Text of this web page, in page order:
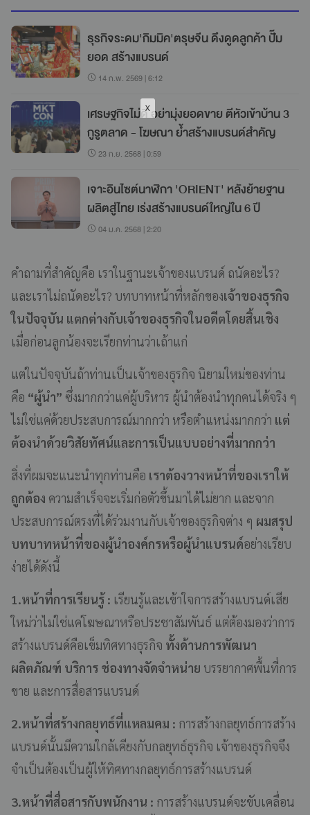
ธุรกิจระดม'กิมมิค'ตรุษจีน ดึงดูดลูกค้า ปั๊ม
ยอด สร้างแบรนด์
14 ก.พ. 2569 | 6:12
เศรษฐกิจไม่ดี อย่ามุ่งยอดขาย ตีหัวเข้าบ้าน 3
กูรูตลาด - โฆษณา ย้ำสร้างแบรนด์สำคัญ
23 ก.ย. 2568 | 0:59
เจาะอินไซต์นาฬิกา 'ORIENT' หลังย้ายฐาน
ผลิตสู่ไทย เร่งสร้างแบรนด์ใหญ่ใน 6 ปี
04 ม.ค. 2568 | 2:20
คำถามที่สำคัญคือ เราในฐานะเจ้าของแบรนด์ ถนัดอะไร?
และเราไม่ถนัดอะไร? บทบาทหน้าที่หลักของเจ้าของธุรกิจ
ในปัจจุบัน แตกต่างกับเจ้าของธุรกิจในอดีตโดยสิ้นเชิง
เมื่อก่อนลูกน้องจะเรียกท่านว่าเถ้าแก่
แต่ในปัจจุบันถ้าท่านเป็นเจ้าของธุรกิจ นิยามใหม่ของท่าน
คือ “ผู้นำ” ซึ่งมากกว่าแค่ผู้บริหาร ผู้นำต้องนำทุกคนได้จริง ๆ
ไม่ใช่แค่ด้วยประสบการณ์มากกว่า หรือตำแหน่งมากกว่า แต่
ต้องนำด้วยวิสัยทัศน์และการเป็นแบบอย่างที่มากกว่า
สิ่งที่ผมจะแนะนำทุกท่านคือ เราต้องวางหน้าที่ของเราให้
ถูกต้อง ความสำเร็จจะเริ่มก่อตัวขึ้นมาได้ไม่ยาก และจาก
ประสบการณ์ตรงที่ได้ร่วมงานกับเจ้าของธุรกิจต่าง ๆ ผมสรุป
บทบาทหน้าที่ของผู้นำองค์กรหรือผู้นำแบรนด์อย่างเรียบ
ง่ายได้ดังนี้
1.หน้าที่การเรียนรู้ : เรียนรู้และเข้าใจการสร้างแบรนด์เสีย
ใหม่ว่าไม่ใช่แค่โฆษณาหรือประชาสัมพันธ์ แต่ต้องมองว่าการ
สร้างแบรนด์คือเข็มทิศทางธุรกิจ ทั้งด้านการพัฒนา
ผลิตภัณฑ์ บริการ ช่องทางจัดจำหน่าย บรรยากาศพื้นที่การ
ขาย และการสื่อสารแบรนด์
2.หน้าที่สร้างกลยุทธ์ที่แหลมคม : การสร้างกลยุทธ์การสร้าง
แบรนด์นั้นมีความใกล้เคียงกับกลยุทธ์ธุรกิจ เจ้าของธุรกิจจึง
จำเป็นต้องเป็นผู้ให้ทิศทางกลยุทธ์การสร้างแบรนด์
3.หน้าที่สื่อสารกับพนักงาน : การสร้างแบรนด์จะขับเคลื่อน